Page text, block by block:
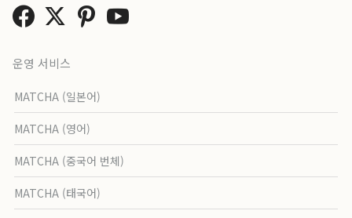
운영 서비스
MATCHA (일본어)
MATCHA (영어)
MATCHA (중국어 번체)
MATCHA (태국어)